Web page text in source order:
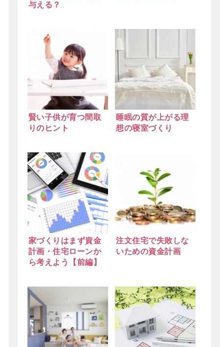
与える？
賢い子供が育つ間取
りのヒント
睡眠の質が上がる理
想の寝室づくり
家づくりはまず資金
計画・住宅ローンか
ら考えよう【前編】
注文住宅で失敗しな
いための資金計画